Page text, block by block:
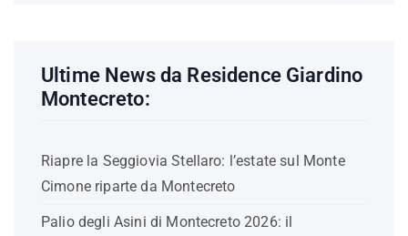
Ultime News da Residence Giardino
Montecreto:
Riapre la Seggiovia Stellaro: l’estate sul Monte
Cimone riparte da Montecreto
Palio degli Asini di Montecreto 2026: il